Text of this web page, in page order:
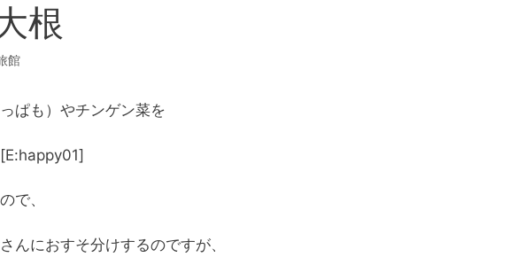
根
館
ぱも）やチンゲン菜を
で、
んにおすそ分けするのですが、